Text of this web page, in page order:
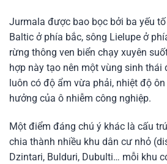
Jurmala được bao bọc bởi ba yếu
Baltic ở phía bắc, sông Lielupe ở
rừng thông ven biển chạy xuyên
hợp này tạo nên một vùng sinh thái
luôn có độ ẩm vừa phải, nhiệt độ
hưởng của ô nhiễm công nghiệp.
Một điểm đáng chú ý khác là cấu
chia thành nhiều khu dân cư nhỏ
Dzintari, Bulduri, Dubulti… mỗi khu